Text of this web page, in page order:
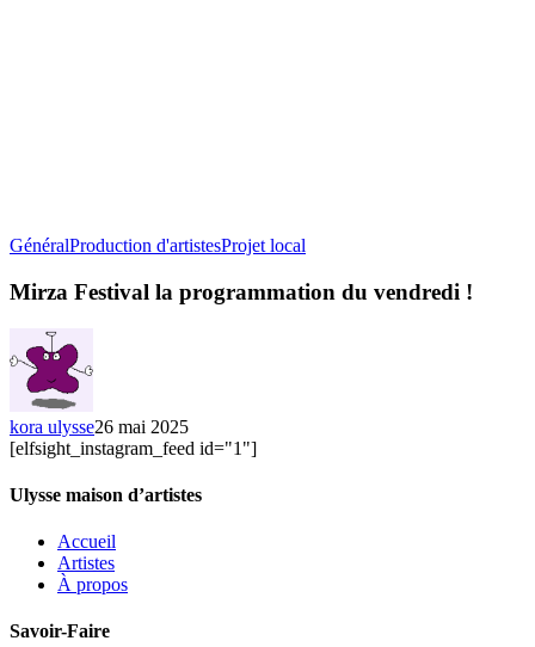
GénéralProduction d'artistesProjet local
la
Mirza Festival la programmation du vendredi !
kora ulysse26 mai 2025
[elfsight_instagram_feed id="1"]
Ulysse maison d’artistes
Accueil
Artistes
À propos
Savoir-Faire